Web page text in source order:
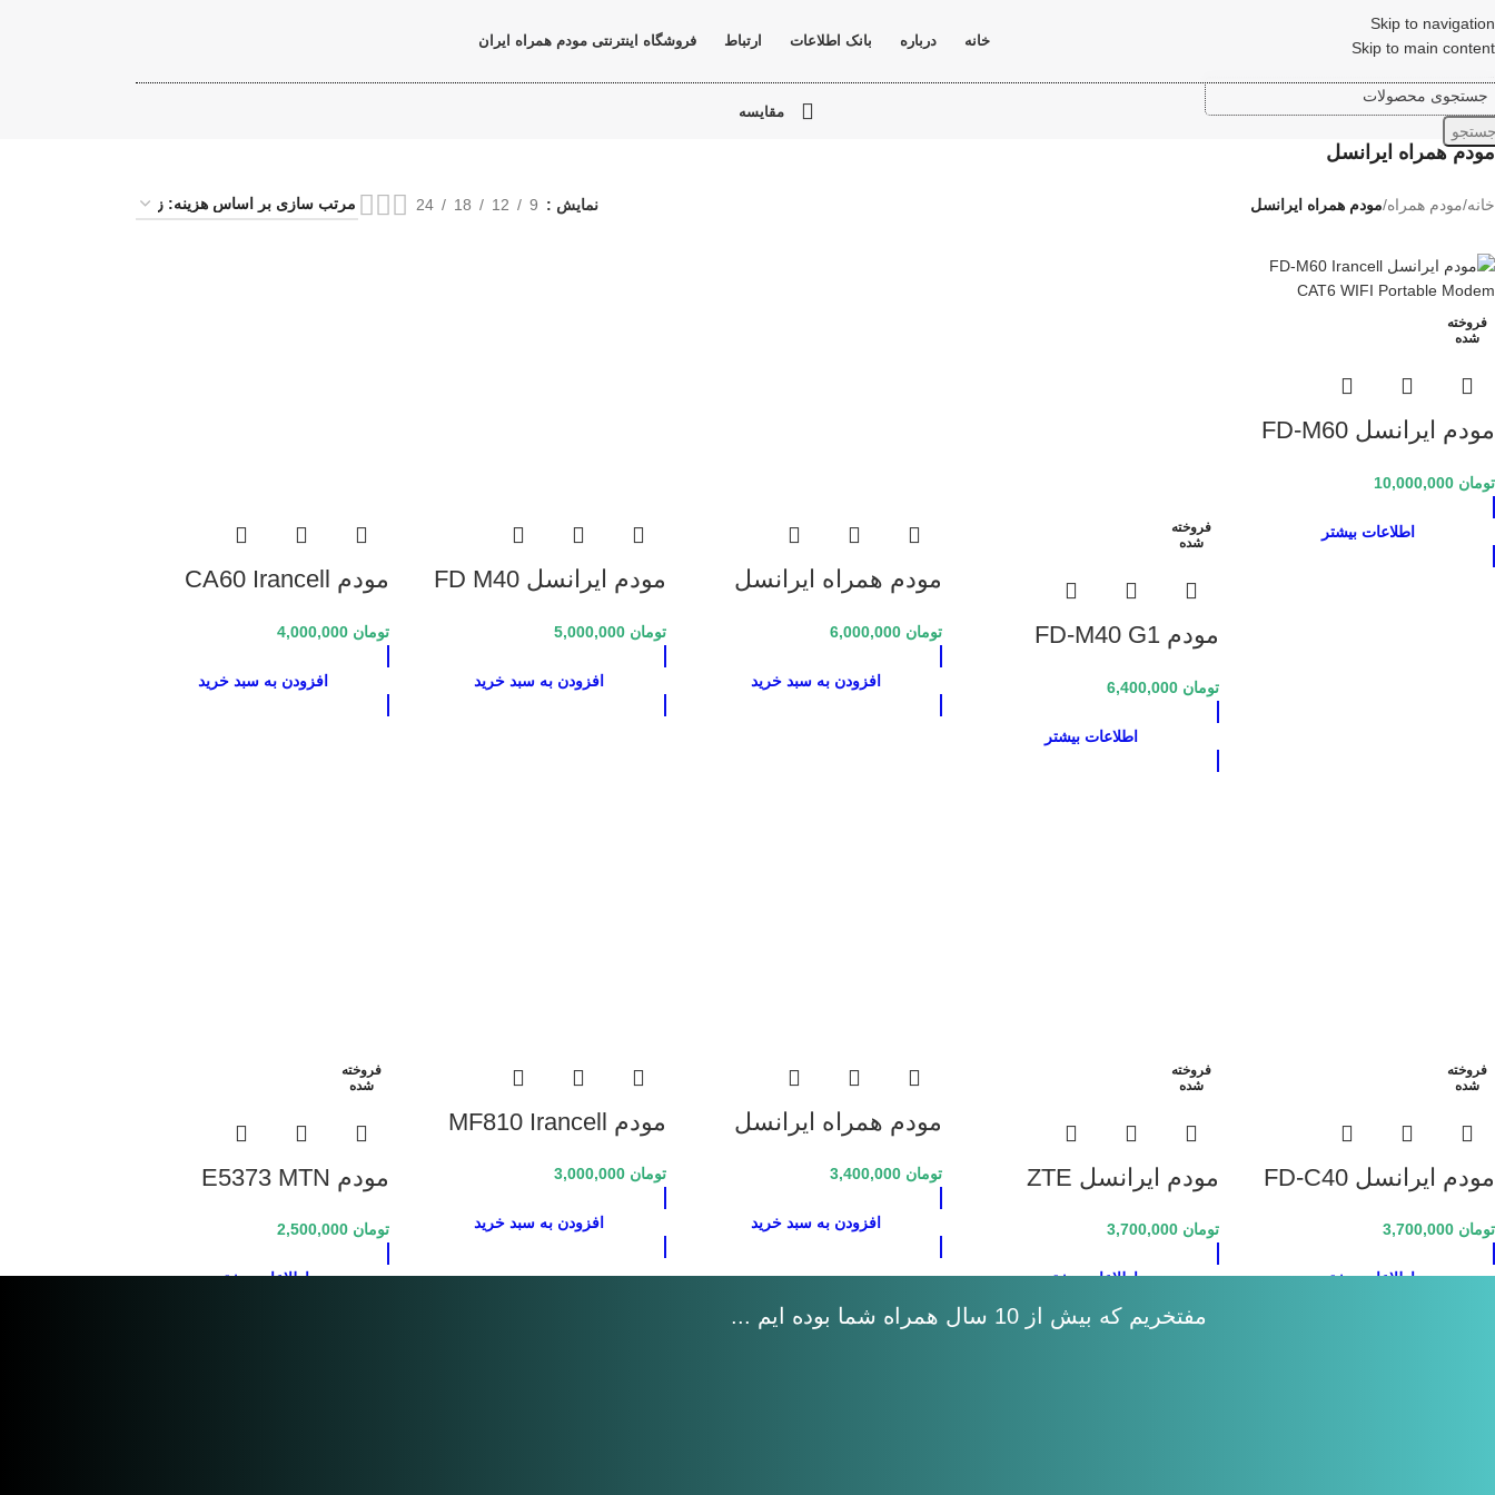
Skip to navigation
Skip to main content
خانه درباره بانک اطلاعات ارتباط فروشگاه اینترنتی مودم همراه ایران
مقايسه
مودم همراه ایرانسل
خانه/مودم همراه/مودم همراه ایرانسل نمایش 9
12
18
24
فروخته
شده
مودم ایرانسل FD-M60
Modem
تومان
اطلاعات بیشتر
فروخته
شده
مودم FD-M40 G1
تومان 6,400,000
اطلاعات بیشتر
مودم همراه ایرانسل
Modem
تومان
افزودن به سبد خرید
مودم ایرانسل FD M40
Modem
تومان 5,000,000
افزودن به سبد خرید
مودم CA60 Irancell
تومان
افزودن به سبد خرید
فروخته
شده
مودم ایرانسل FD-C40
Modem
تومان
اطلاعات بیشتر
فروخته
شده
مودم ایرانسل ZTE
3G/4G Modem
تومان 3,700,000
اطلاعات بیشتر
مودم همراه ایرانسل
Modem
تومان
افزودن به سبد خرید
مودم MF810 Irancell
تومان 3,000,000
افزودن به سبد خرید
فروخته
شده
مودم E5373 MTN
Modem
تومان
اطلاعات بیشتر
مفتخریم که بیش از 10 سال همراه شما بوده ایم ...